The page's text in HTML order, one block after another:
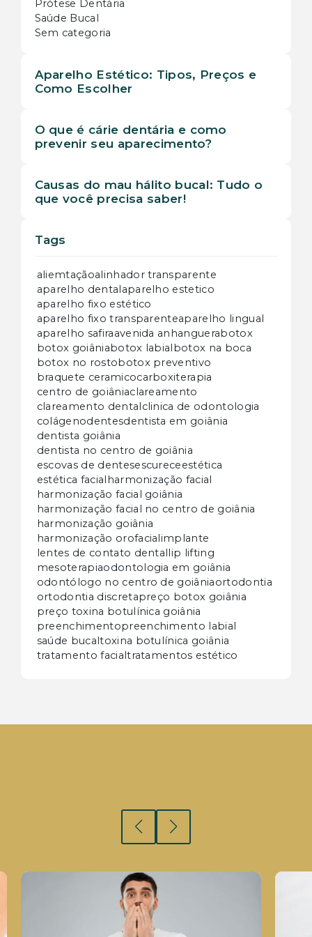
Prótese Dentária
Saúde Bucal
Sem categoria
Aparelho Estético: Tipos, Preços e
Como Escolher
O que é cárie dentária e como
prevenir seu aparecimento?
Causas do mau hálito bucal: Tudo o
que você precisa saber!
Tags
aliemtaçãoalinhador transparente
aparelho dental aparelho estetico
aparelho fixo estético
aparelho fixo transparenteaparelho lingual
aparelho safiraavenida anhanguera botox
botox goiânia botox labial botox na boca
botox no rosto botox preventivo
braquete ceramicocarboxiterapia
centro de goiâniaclareamento
clareamento dental clinica de odontologia
colágenodentesdentista em goiânia
dentista goiânia
dentista no centro de goiânia
escovas de dentesescureceestética
estética facial harmonização facial
harmonização facial goiânia
harmonização facial no centro de goiânia
harmonização goiânia
harmonização orofacial implante
lentes de contato dental lip lifting
mesoterapiaodontologia em goiânia
odontólogo no centro de goiâniaortodontia
ortodontia discretapreço botox goiânia
preço toxina botulínica goiânia
preenchimentopreenchimento labial
saúde bucaltoxina botulínica goiânia
tratamento facialtratamentos estético